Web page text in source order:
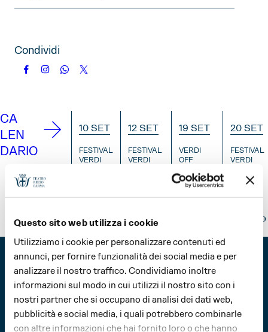
Questo sito web utilizza i cookie
Utilizziamo i cookie per personalizzare contenuti ed
annunci, per fornire funzionalità dei social media e per
analizzare il nostro traffico. Condividiamo inoltre
informazioni sul modo in cui utilizzi il nostro sito con i
nostri partner che si occupano di analisi dei dati web,
pubblicità e social media, i quali potrebbero combinarle
con altre informazioni che hai fornito loro o che hanno
Condividi
CA
LEN
DARIO
10 SET
FESTIVAL
VERDI
prova
N
F
O
12 SET
FESTIVAL
VERDI
sipario
N
F
O
19 SET
VERDI
OFF
Verdi
Street
N
F
O
20 SET
FESTIVAL
VERDI
Prima
sipario
© 2026 Fondazione Teatro Regio di Parma
Tutti i diritti riservati